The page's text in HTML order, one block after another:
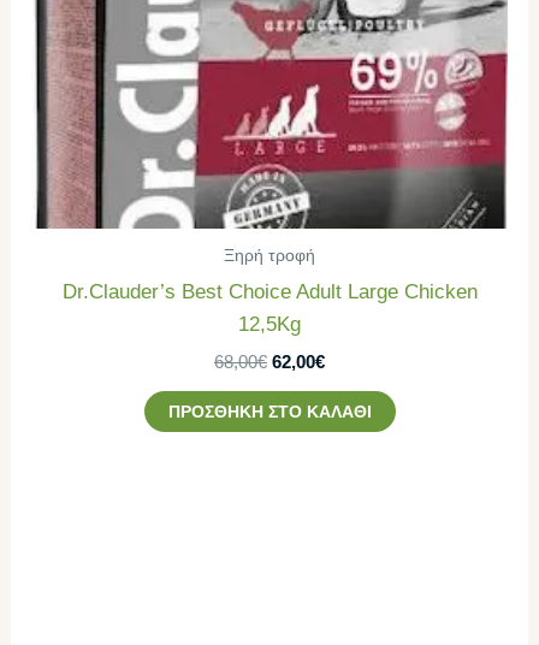
Ξηρή τροφή
Dr.Clauder’s Best Choice Adult Large Chicken
12,5Kg
68,00€ 62,00€
ΠΡΟΣΘΉΚΗ ΣΤΟ ΚΑΛΆΘΙ